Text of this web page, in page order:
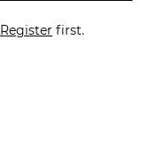
Register first.